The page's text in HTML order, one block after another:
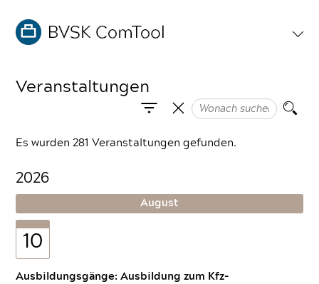
Veranstaltungen
Es wurden 281 Veranstaltungen gefunden.
2026
August
10
Ausbildungsgänge: Ausbildung zum Kfz-